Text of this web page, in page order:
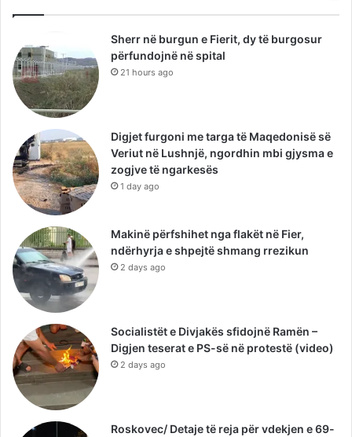
Sherr në burgun e Fierit, dy të burgosur
përfundojnë në spital
21 hours ago
Digjet furgoni me targa të Maqedonisë së
Veriut në Lushnjë, ngordhin mbi gjysma e
zogjve të ngarkesës
1 day ago
Makinë përfshihet nga flakët në Fier,
ndërhyrja e shpejtë shmang rrezikun
2 days ago
Socialistët e Divjakës sfidojnë Ramën –
Digjen teserat e PS-së në protestë (video)
2 days ago
Roskovec/ Detaje të reja për vdekjen e 69-